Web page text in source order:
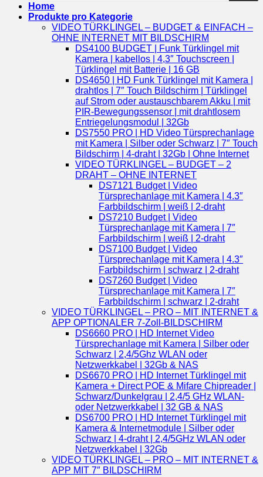
Home
Produkte pro Kategorie
VIDEO TÜRKLINGEL – BUDGET & EINFACH –
OHNE INTERNET MIT BILDSCHIRM
DS4100 BUDGET | Funk Türklingel mit
Kamera | kabellos | 4,3″ Touchscreen |
Türklingel mit Batterie | 16 GB
DS4650 | HD Funk Türklingel mit Kamera |
drahtlos | 7″ Touch Bildschirm | Türklingel
auf Strom oder austauschbarem Akku | mit
PIR-Bewegungssensor | mit drahtlosem
Entriegelungsmodul | 32Gb
DS7550 PRO | HD Video Türsprechanlage
mit Kamera | Silber oder Schwarz | 7″ Touch
Bildschirm | 4-draht | 32Gb | Ohne Internet
VIDEO TÜRKLINGEL – BUDGET – 2
DRAHT – OHNE INTERNET
DS7121 Budget | Video
Türsprechanlage mit Kamera | 4.3″
Farbbildschirm | weiß | 2-draht
DS7210 Budget | Video
Türsprechanlage mit Kamera | 7″
Farbbildschirm | weiß | 2-draht
DS7100 Budget | Video
Türsprechanlage mit Kamera | 4.3″
Farbbildschirm | schwarz | 2-draht
DS7260 Budget | Video
Türsprechanlage mit Kamera | 7″
Farbbildschirm | schwarz | 2-draht
VIDEO TÜRKLINGEL – PRO – MIT INTERNET &
APP OPTIONALER 7-Zoll-BILDSCHIRM
DS6660 PRO | HD Internet Video
Türsprechanlage mit Kamera | Silber oder
Schwarz | 2,4/5Ghz WLAN oder
Netzwerkkabel | 32Gb & NAS
DS6670 PRO | HD Internet Türklingel mit
Kamera + Direct POE & Mifare Chipreader |
Schwarz/Dunkelgrau | 2,4/5 GHz WLAN-
oder Netzwerkkabel | 32 GB & NAS
DS6700 PRO | HD Internet Türklingel mit
Kamera & Internetmodule | Silber oder
Schwarz | 4-draht | 2,4/5GHz WLAN oder
Netzwerkkabel | 32Gb
VIDEO TÜRKLINGEL – PRO – MIT INTERNET &
APP MIT 7″ BILDSCHIRM